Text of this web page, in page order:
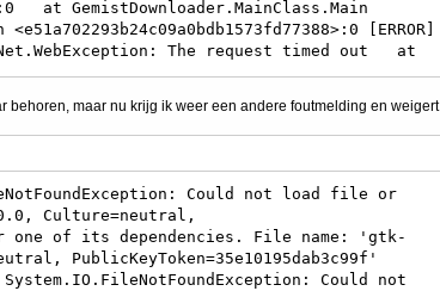
at GemistDownloader.MainClass.Main
[ERROR]
The request timed out at
(System.Uri address,
(System.Uri address) [0x00027] in
at (wrapper remoting-invoke-with-check)
(System.Uri) at
at MainWindow..ctor () [0x00023] in
at GemistDownloader.MainClass.Main
behoren, maar nu krijg ik weer een andere foutmelding en weigert
Could not load file or
Culture=neutral,
or one of its dependencies. File name: 'gtk-
PublicKeyToken=35e10195dab3c99f'
System.IO.FileNotFoundException: Could not